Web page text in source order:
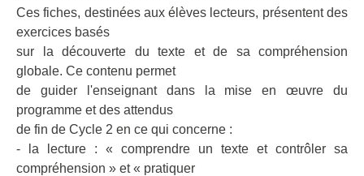
Ces fiches, destinées aux élèves lecteurs, présentent des
exercices basés
sur la découverte du texte et de sa compréhension
globale. Ce contenu permet
de guider l'enseignant dans la mise en œuvre du
programme et des attendus
de fin de Cycle 2 en ce qui concerne :
- la lecture : « comprendre un texte et contrôler sa
compréhension » et « pratiquer